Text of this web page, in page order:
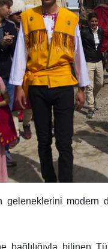
geleneklerini modern
bağlılığıyla bilinen